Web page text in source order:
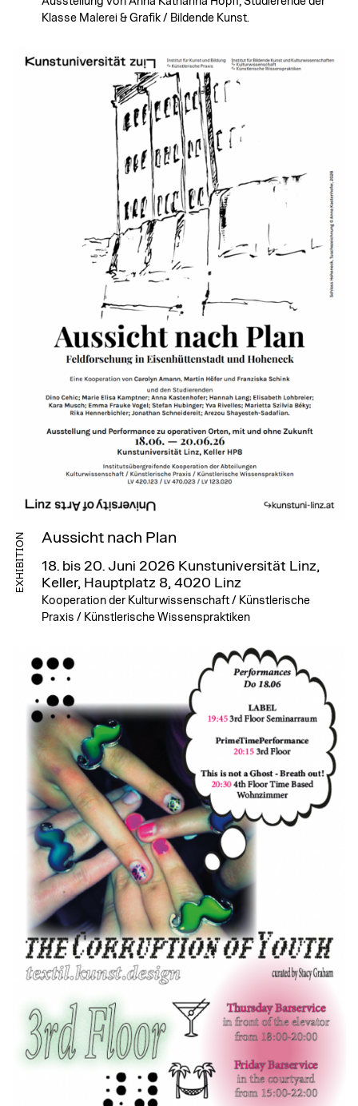
Klasse Malerei & Grafik / Bildende Kunst.
EXHIBITION Aussicht nach Plan
18. bis 20. Juni 2026 Kunstuniversität Linz,
Keller, Hauptplatz 8, 4020 Linz
Kooperation der Kulturwissenschaft / Künstlerische
Praxis / Künstlerische Wissenspraktiken